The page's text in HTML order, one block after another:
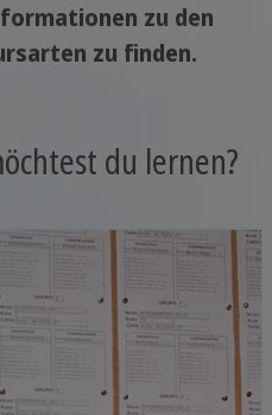
zu den
zu finden.
du lernen?